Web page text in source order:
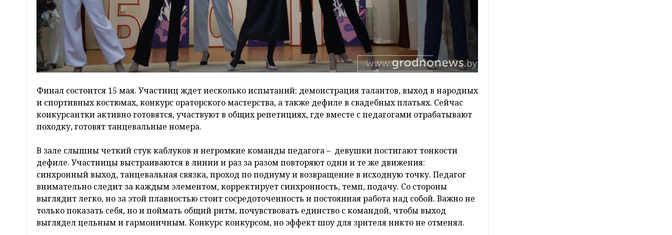
Финал состоится 15 мая. Участниц ждет несколько испытаний: демонстрация талантов, выход в народных
и спортивных костюмах, конкурс ораторского мастерства, а также дефиле в свадебных платьях. Сейчас
конкурсантки активно готовятся, участвуют в общих репетициях, где вместе с педагогами отрабатывают
походку, готовят танцевальные номера.
В зале слышны четкий стук каблуков и негромкие команды педагога – девушки постигают тонкости
дефиле. Участницы выстраиваются в линии и раз за разом повторяют одни и те же движения:
синхронный выход, танцевальная связка, проход по подиуму и возвращение в исходную точку. Педагог
внимательно следит за каждым элементом, корректирует синхронность, темп, подачу. Со стороны
выглядит легко, но за этой плавностью стоит сосредоточенность и постоянная работа над собой. Важно не
только показать себя, но и поймать общий ритм, почувствовать единство с командой, чтобы выход
выглядел цельным и гармоничным. Конкурс конкурсом, но эффект шоу для зрителя никто не отменял.